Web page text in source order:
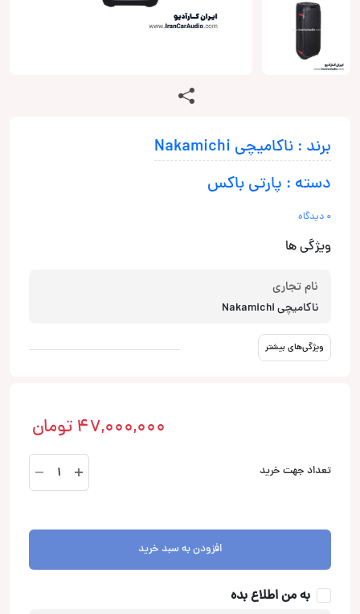
برند : ناکامیچی Nakamichi
دسته : پارتی باکس
0 دیدگاه
ویژگی ها
نام تجاری
ناکامیچی Nakamichi
ویژگی‌های بیشتر
47,000,000 تومان
تعداد جهت خرید
پارتی
باکس
افزودن به سبد خرید
به من اطلاع بده